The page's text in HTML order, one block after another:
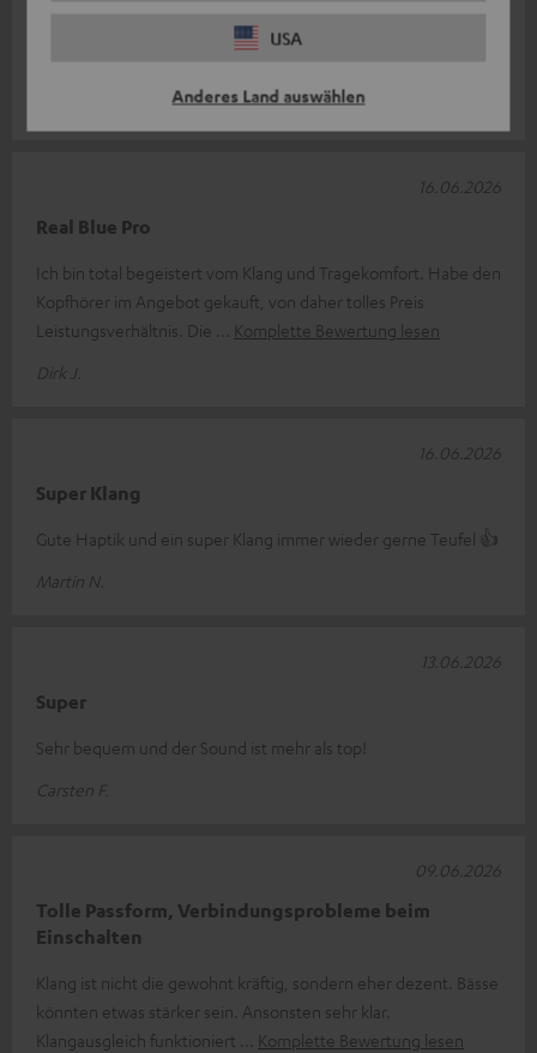
USA
Anderes Land auswählen
seitdem intensiv getestet. Positiv hervorzuheben sind die
Real Blue Pro
Ich bin total begeistert vom Klang und Tragekomfort. Habe den
Kopfhörer im Angebot gekauft, von daher tolles Preis
Leistungsverhältnis. Die
Komplette Bewertung lesen
Dirk J.
16.06.2026
Super Klang
Gute Haptik und ein super Klang immer wieder gerne Teufel 👍
Martin N.
16.06.2026
Super
Sehr bequem und der Sound ist mehr als top!
Carsten F.
13.06.2026
Tolle Passform, Verbindungsprobleme beim
Einschalten
Klang ist nicht die gewohnt kräftig, sondern eher dezent. Bässe
könnten etwas stärker sein. Ansonsten sehr klar.
Klangausgleich funktioniert
Komplette Bewertung lesen
09.06.2026